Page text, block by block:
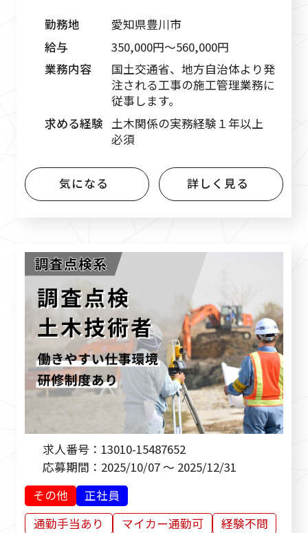
勤務地
愛知県豊川市
給与
350,000円〜560,000円
業務内容
国土交通省、地方自治体より発
注される工事の施工管理業務に
従事します。
求める経験 土木関係の実務経験１年以上
必須
気になる 詳しく見る
求人番号： 13010-15487652
応募期間： 2025/10/07 ～ 2025/12/31
その他
正社員
通勤手当あり
マイカー通勤可 経験不問